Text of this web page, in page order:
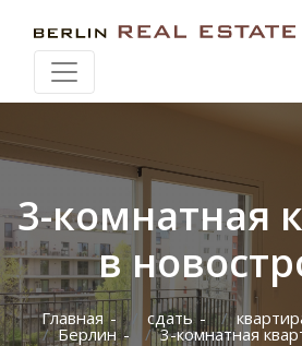
3-комнатная
в
Главная сдать
Берлин 3-комнатная
Искать при перемещении